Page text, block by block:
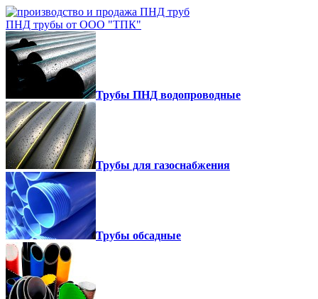
ПНД трубы от ООО "ТПК"
Трубы ПНД водопроводные
Трубы для газоснабжения
Трубы обсадные